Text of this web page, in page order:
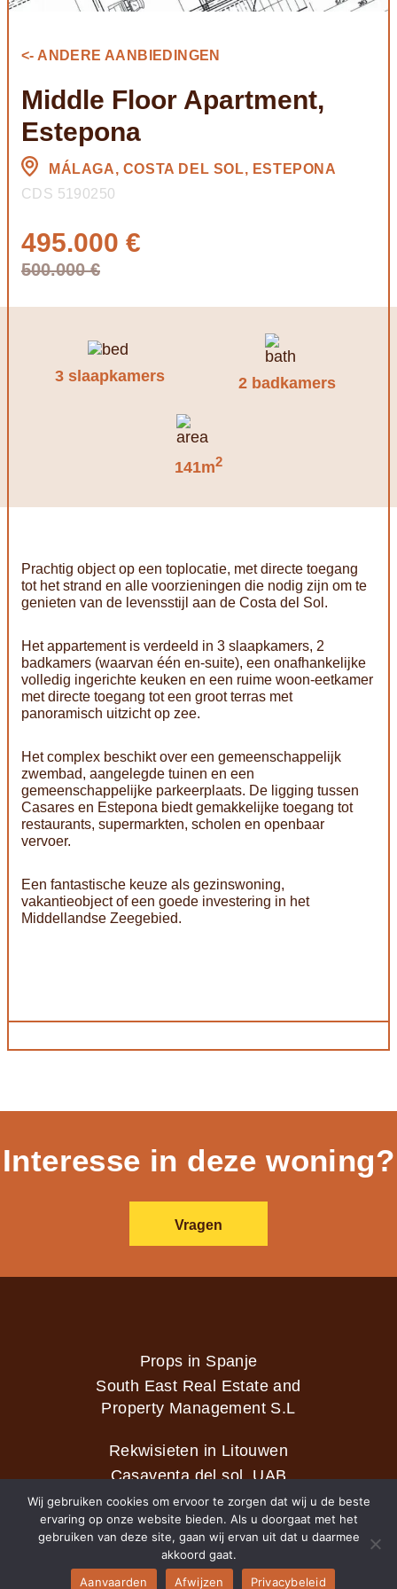
<- ANDERE AANBIEDINGEN
Middle Floor Apartment,
Estepona
MÁLAGA, COSTA DEL SOL, ESTEPONA
CDS 5190250
495.000 €
500.000 €
3 slaapkamers 2 badkamers
141m2
Prachtig object op een toplocatie, met directe toegang
tot het strand en alle voorzieningen die nodig zijn om te
genieten van de levensstijl aan de Costa del Sol.
Het appartement is verdeeld in 3 slaapkamers, 2
badkamers (waarvan één en-suite), een onafhankelijke
volledig ingerichte keuken en een ruime woon-eetkamer
met directe toegang tot een groot terras met
panoramisch uitzicht op zee.
Het complex beschikt over een gemeenschappelijk
zwembad, aangelegde tuinen en een
gemeenschappelijke parkeerplaats. De ligging tussen
Casares en Estepona biedt gemakkelijke toegang tot
restaurants, supermarkten, scholen en openbaar
vervoer.
Een fantastische keuze als gezinswoning,
vakantieobject of een goede investering in het
Middellandse Zeegebied.
Interesse in deze woning?
Vragen
Props in Spanje
South East Real Estate and
Property Management S.L
Rekwisieten in Litouwen
Casaventa del sol, UAB
2026 © Casaventa del sol
Wij gebruiken cookies om ervoor te zorgen dat wij u de beste
ervaring op onze website bieden. Als u doorgaat met het
gebruiken van deze site, gaan wij ervan uit dat u daarmee
akkoord gaat.
Aanvaarden
Afwijzen Privacybeleid